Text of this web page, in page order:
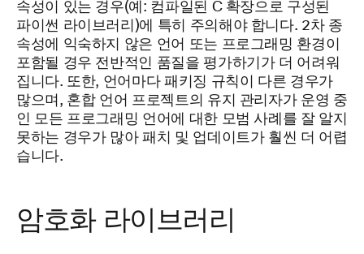
속성이 있는 경우(예: 컴파일된 C 확장으로 구성된
파이썬 라이브러리)에 특히 주의해야 합니다. 2차 종
속성에 익숙하지 않은 언어 또는 프로그래밍 환경이
포함될 경우 전반적인 품질을 평가하기가 더 어려워
집니다. 또한, 언어마다 패키징 규칙이 다른 경우가
많으며, 혼합 언어 프로젝트의 유지 관리자가 운영 중
인 모든 프로그래밍 언어에 대한 모범 사례를 잘 알지
못하는 경우가 많아 패치 및 업데이트가 훨씬 더 어렵
습니다.
암호화 라이브러리